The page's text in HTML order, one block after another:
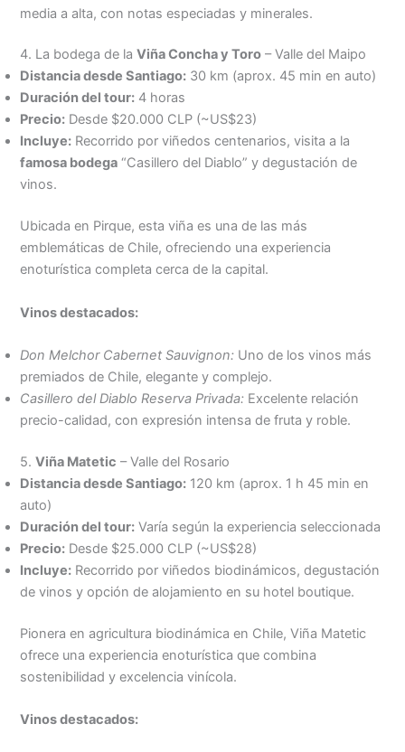
media a alta, con notas especiadas y minerales.
4. La bodega de laViña Concha y Toro – Valle del Maipo
Distancia desde Santiago: 30 km (aprox. 45 min en auto)
Duración del tour: 4 horas
Precio: Desde $20.000 CLP (~US$23)
Incluye: Recorrido por viñedos centenarios, visita a la
famosa bodega “Casillero del Diablo” y degustación de
vinos.
Ubicada en Pirque, esta viña es una de las más
emblemáticas de Chile, ofreciendo una experiencia
enoturística completa cerca de la capital.
Vinos destacados:
Don Melchor Cabernet Sauvignon: Uno de los vinos más
premiados de Chile, elegante y complejo.
Casillero del Diablo Reserva Privada: Excelente relación
precio-calidad, con expresión intensa de fruta y roble.
5.Viña Matetic – Valle del Rosario
Distancia desde Santiago: 120 km (aprox. 1 h 45 min en
auto)
Duración del tour: Varía según la experiencia seleccionada
Precio: Desde $25.000 CLP (~US$28)
Incluye: Recorrido por viñedos biodinámicos, degustación
de vinos y opción de alojamiento en su hotel boutique.
Pionera en agricultura biodinámica en Chile, Viña Matetic
ofrece una experiencia enoturística que combina
sostenibilidad y excelencia vinícola.
Vinos destacados: